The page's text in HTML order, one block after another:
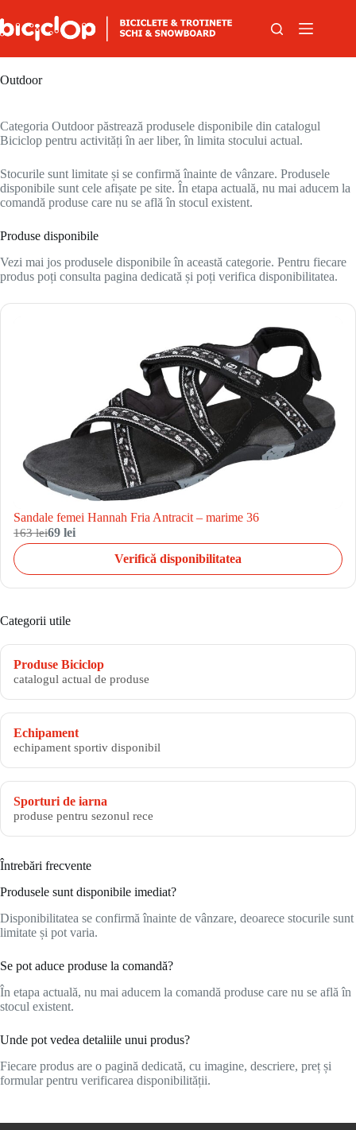
Outdoor
Categoria Outdoor păstrează produsele disponibile din catalogul
Biciclop pentru activități în aer liber, în limita stocului actual.
Stocurile sunt limitate și se confirmă înainte de vânzare. Produsele
disponibile sunt cele afișate pe site. În etapa actuală, nu mai aducem la
comandă produse care nu se află în stocul existent.
Produse disponibile
Vezi mai jos produsele disponibile în această categorie. Pentru fiecare
produs poți consulta pagina dedicată și poți verifica disponibilitatea.
Sandale femei Hannah Fria Antracit – marime 36
163 lei69 lei
Verifică disponibilitatea
Categorii utile
Produse Biciclop
catalogul actual de produse
Echipament
echipament sportiv disponibil
Sporturi de iarna
produse pentru sezonul rece
Întrebări frecvente
Produsele sunt disponibile imediat?
Disponibilitatea se confirmă înainte de vânzare, deoarece stocurile sunt
limitate și pot varia.
Se pot aduce produse la comandă?
În etapa actuală, nu mai aducem la comandă produse care nu se află în
stocul existent.
Unde pot vedea detaliile unui produs?
Fiecare produs are o pagină dedicată, cu imagine, descriere, preț și
formular pentru verificarea disponibilității.